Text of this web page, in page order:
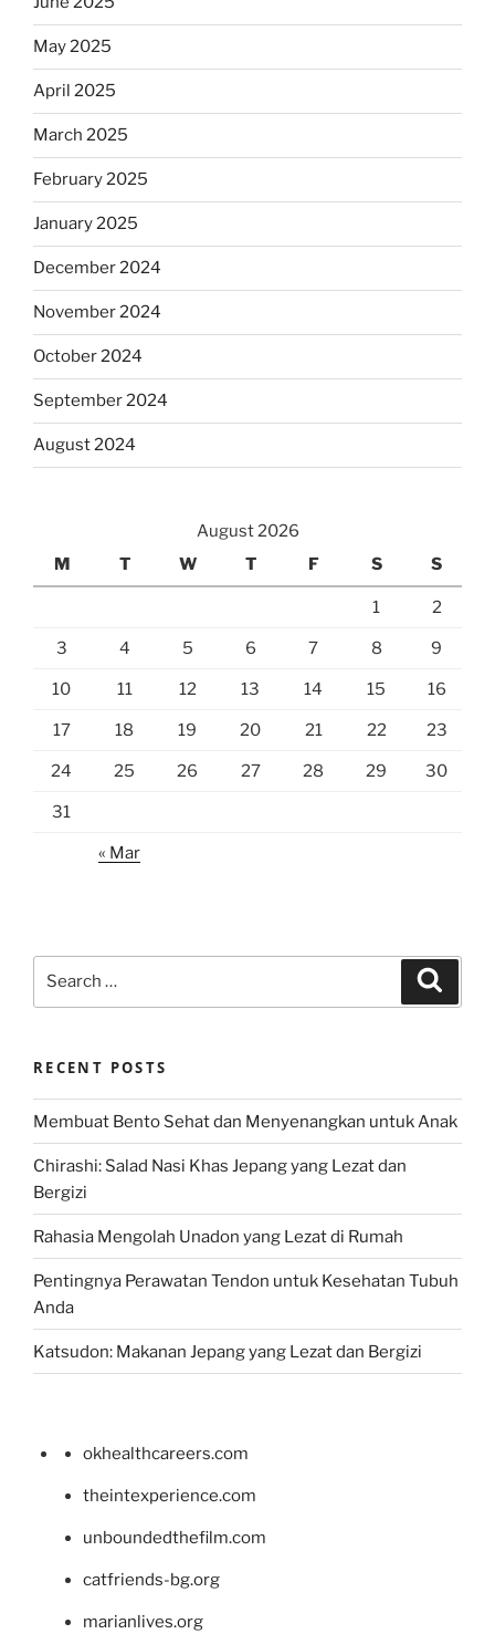
May 2025
April 2025
March 2025
February 2025
January 2025
December 2024
November 2024
October 2024
September 2024
August 2024
August 2026
M
T W T F S S
1 2
3 4 5 6 7 8 9
10 11 12 13 14 15 16
17 18 19 20 21 22 23
24 25 26 27 28 29 30
31
« Mar
RECENT POSTS
Membuat Bento Sehat dan Menyenangkan untuk Anak
Chirashi: Salad Nasi Khas Jepang yang Lezat dan
Bergizi
Rahasia Mengolah Unadon yang Lezat di Rumah
Pentingnya Perawatan Tendon untuk Kesehatan Tubuh
Anda
Katsudon: Makanan Jepang yang Lezat dan Bergizi
okhealthcareers.com
theintexperience.com
unboundedthefilm.com
catfriends-bg.org
marianlives.org